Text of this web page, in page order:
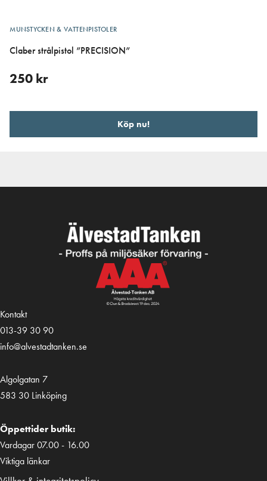
MUNSTYCKEN & VATTENPISTOLER
Claber strålpistol ”PRECISION”
250 kr
Köp nu!
Kontakt
013-39 30 90
info@alvestadtanken.se
Algolgatan 7
583 30 Linköping
Öppettider butik:
Vardagar 07.00 - 16.00
Viktiga länkar